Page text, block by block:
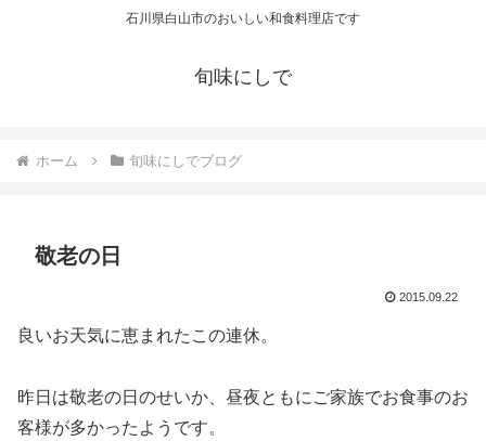
石川県白山市のおいしい和食料理店です
旬味にしで
ホーム 旬味にしでブログ
敬老の日
2015.09.22
良いお天気に恵まれたこの連休。
昨日は敬老の日のせいか、昼夜ともにご家族でお食事のお
客様が多かったようです。